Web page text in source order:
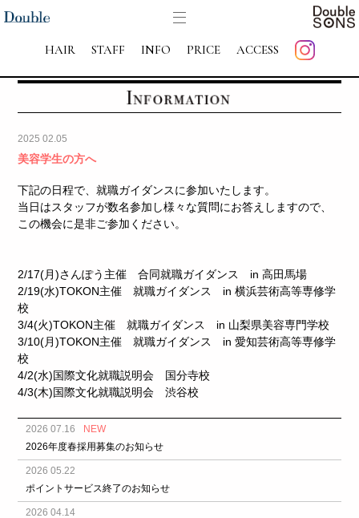
HAIR STAFF INFO PRICE ACCESS
2025 02.05
美容学生の方へ
下記の日程で、 就職ガイダンスに参加いたします。
当日はスタッフが数名参加し様々な質問にお答えしますので、
この機会に是非ご参加ください。
2/17(月)さんぽう主催 合同就職ガイダンス in 高田馬場
2/19(水)TOKON主催 就職ガイダンス in 横浜芸術高等専修学
校
3/4(火)TOKON主催 就職ガイダンス in 山梨県美容専門学校
3/10(月)TOKON主催 就職ガイダンス in 愛知芸術高等専修学
校
4/2(水)国際文化就職説明会 国分寺校
4/3(木)国際文化就職説明会 渋谷校
2026 07.16
NEW
2026年度春採用募集のお知らせ
2026 05.22
ポイントサービス終了のお知らせ
2026 04.14